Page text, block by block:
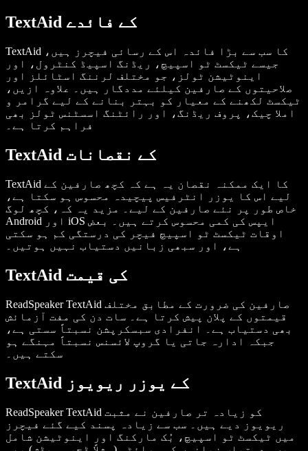
TextAid کے فائدے
TextAid کا سب سے بڑا فائدہ اس کے رسائی فیچرز ہیں،
جیسے ٹیکسٹ ٹو اسپیچ، ریڈنگ اسپیڈ کنٹرول، اور
اینوٹیشن ٹولز، جو مختلف لرننگ اسٹائلز اور
صلاحیتوں کے صارفین کیلئے مددگار ہیں۔ علاوہ ازیں،
ٹیکسٹ لکھنے کے معیار کو بہتر بنانے کے لیے گرامر و
املا چیک، پروف ریڈنگ، اور رائٹنگ اسسٹنس ٹولز بھی
فراہم کرتا ہے۔
TextAid کے نقصانات
TextAid کا ایک ممکنہ نقصان یہ ہے کہ کچھ صارفین کے
لیے اس کا یوزر انٹرفیس پیچیدہ محسوس ہو سکتا ہے،
خاص طور پر نئے صارفین کے لیے۔ مزید یہ کہ، کچھ لوگ
Android اور iOS ایپس کی کمی محسوس کرتے ہیں۔ بعض
اوقات ٹیکسٹ ٹو اسپیچ فیچر کی درستگی کم ہو سکتی
ہے، اور سبھی زبانیں دستیاب نہیں ہوتیں۔
TextAid کی قیمت
ReadSpeaker TextAid صارفین کی ضرورت کے مطابق مختلف
قیمتوں کے پلان پیش کرتا ہے۔ سات دن کی مفت آزمائش
بھی دستیاب ہے۔ انفرادی سبسکرپشن نسبتاً سستی ہے،
جبکہ ادارہ جاتی یا گروپ لائسنس نسبتاً مہنگے ہو
سکتے ہیں۔
TextAid کے یوزر ریویوز
ReadSpeaker TextAid کو زیادہ تر صارفین نے مثبت
ریویوز دیے ہیں۔ سب سے زیادہ پسند کیے گئے فیچرز
میں ٹیکسٹ ٹو اسپیچ، بُک مارکنگ اور اینوٹیشن شامل